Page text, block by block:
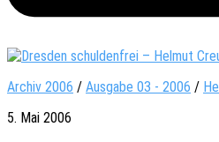
Archiv 2006 / Ausgabe 03 - 2006 /
5. Mai 2006